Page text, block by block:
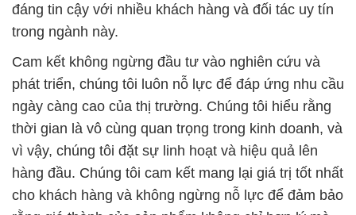
đáng tin cậy với nhiều khách hàng và đối tác uy tín
trong ngành này.
Cam kết không ngừng đầu tư vào nghiên cứu và
phát triển, chúng tôi luôn nỗ lực để đáp ứng nhu cầu
ngày càng cao của thị trường. Chúng tôi hiểu rằng
thời gian là vô cùng quan trọng trong kinh doanh, và
vì vậy, chúng tôi đặt sự linh hoạt và hiệu quả lên
hàng đầu. Chúng tôi cam kết mang lại giá trị tốt nhất
cho khách hàng và không ngừng nỗ lực để đảm bảo